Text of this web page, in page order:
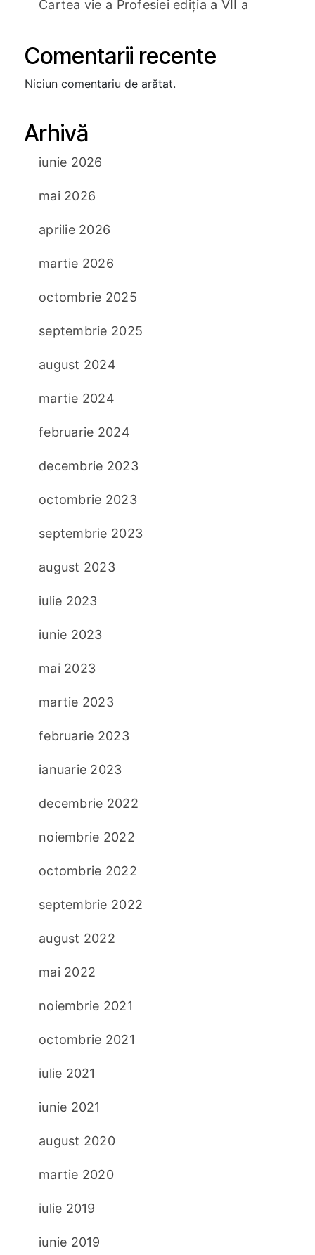
Cartea vie a Profesiei ediția a VII a
Comentarii recente
Niciun comentariu de arătat.
Arhivă
iunie 2026
mai 2026
aprilie 2026
martie 2026
octombrie 2025
septembrie 2025
august 2024
martie 2024
februarie 2024
decembrie 2023
octombrie 2023
septembrie 2023
august 2023
iulie 2023
iunie 2023
mai 2023
martie 2023
februarie 2023
ianuarie 2023
decembrie 2022
noiembrie 2022
octombrie 2022
septembrie 2022
august 2022
mai 2022
noiembrie 2021
octombrie 2021
iulie 2021
iunie 2021
august 2020
martie 2020
iulie 2019
iunie 2019